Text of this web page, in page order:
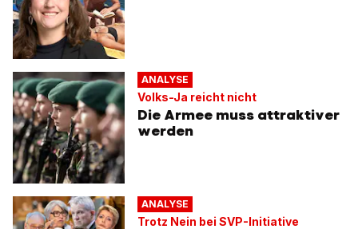
ANALYSE
Volks-Ja reicht nicht
Die Armee muss attraktiver
werden
ANALYSE
Trotz Nein bei SVP-Initiative